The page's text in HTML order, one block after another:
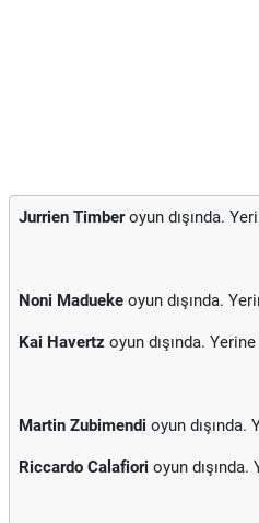
Jurrien Timberoyun dışında.
Noni Madueke oyun dışında.
Kai Havertz oyun dışında. Yerine
Martin Zubimendi oyun dışında.
Riccardo Calafiori oyun dışında.